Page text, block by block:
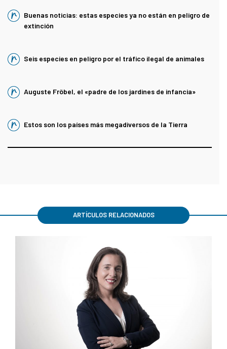
Buenas noticias: estas especies ya no están en peligro de
extinción
Seis especies en peligro por el tráfico ilegal de animales
Auguste Fröbel, el «padre de los jardines de infancia»
Estos son los países más megadiversos de la Tierra
ARTÍCULOS RELACIONADOS